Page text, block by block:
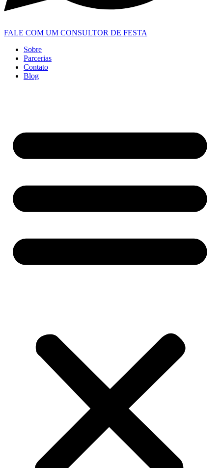
FALE COM UM CONSULTOR DE FESTA
Sobre
Parcerias
Contato
Blog